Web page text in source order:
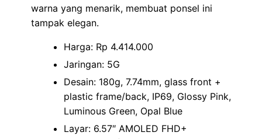
warna yang menarik, membuat ponsel ini
tampak elegan.
Harga: Rp 4.414.000
Jaringan: 5G
Desain: 180g, 7.74mm, glass front +
plastic frame/back, IP69, Glossy Pink,
Luminous Green, Opal Blue
Layar: 6.57″ AMOLED FHD+